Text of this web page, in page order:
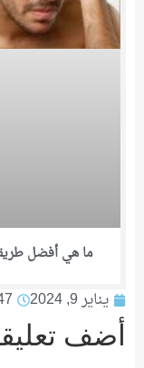
ما هي أفضل
يناير 9, 2024 1:47
أضف تعليقاً